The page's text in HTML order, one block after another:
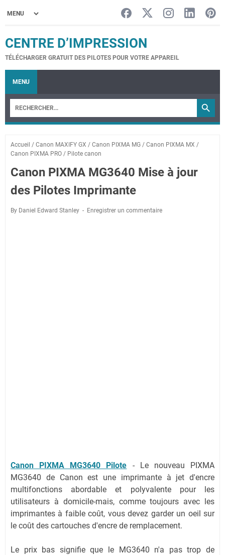
CENTRE D’IMPRESSION
TÉLÉCHARGER GRATUIT DES PILOTES POUR VOTRE APPAREIL
MENU
Accueil / Canon MAXIFY GX / Canon PIXMA MG / Canon PIXMA MX /
Canon PIXMA PRO / Pilote canon
Canon PIXMA MG3640 Mise à jour
des Pilotes Imprimante
By Daniel Edward Stanley Enregistrer un commentaire
Canon PIXMA MG3640 Pilote - Le nouveau PIXMA
MG3640 de Canon est une imprimante à jet d'encre
multifonctions abordable et polyvalente pour les
utilisateurs à domicile-mais, comme toujours avec les
imprimantes à faible coût, vous devez garder un oeil sur
le coût des cartouches d'encre de remplacement.
Le prix bas signifie que le MG3640 n'a pas trop de